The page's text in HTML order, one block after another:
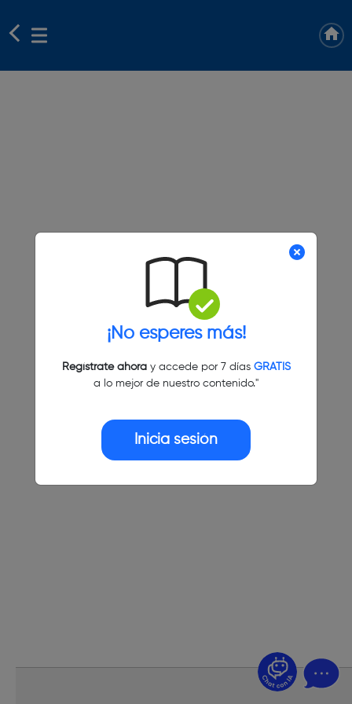
¡No esperes más!
Regístrate ahoray accede por 7 días GRATIS
a lo mejor de nuestro contenido."
Inicia sesión